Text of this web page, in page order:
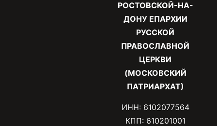
РОСТОВСКОЙ-НА-
ДОНУ ЕПАРХИИ
РУССКОЙ
ПРАВОСЛАВНОЙ
ЦЕРКВИ
(МОСКОВСКИЙ
ПАТРИАРХАТ)
ИНН: 6102077564
КПП: 610201001